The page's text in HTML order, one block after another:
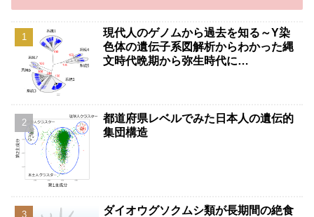
現代人のゲノムから過去を知る～Y染
色体の遺伝子系図解析からわかった縄
文時代晩期から弥生時代に…
都道府県レベルでみた日本人の遺伝的
集団構造
ダイオウグソクムシ類が長期間の絶食